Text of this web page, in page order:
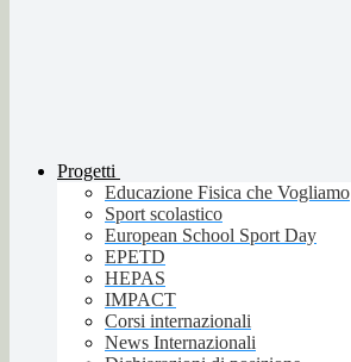
Progetti
Educazione Fisica che Vogliamo
Sport scolastico
European School Sport Day
EPETD
HEPAS
IMPACT
Corsi internazionali
News Internazionali